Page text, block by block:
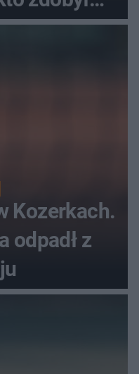
Kozerkach.
odpadł z